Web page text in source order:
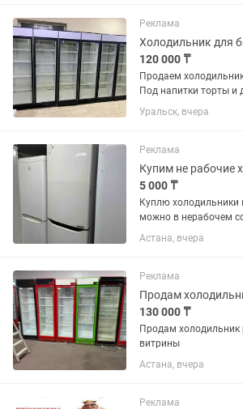
установки в кухонный...
Реклама
Холодильник для
120 000 ₸
Продаем
Под напитки торты и
отличном состоянии.
нуждаются. Полки
Температура хранения
Уральск, вчера
Реклама
5 000 ₸
Куплю холодильники
можно в нерабочем
запчасти
Астана, вчера
Реклама
130 000 ₸
Продам
витрины
Астана, вчера
Реклама